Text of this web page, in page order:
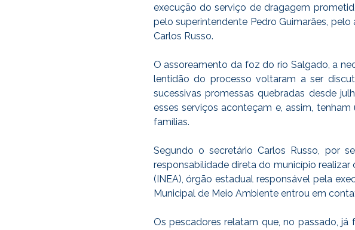
execução do serviço de dragagem
pelo superintendente Pedro Guimarães,
Carlos Russo.
O assoreamento da foz do rio Salgado, a
lentidão do processo voltaram a ser
sucessivas promessas quebradas desde
esses serviços aconteçam e, assim,
famílias.
Segundo o secretário Carlos Russo, por
responsabilidade direta do município
(INEA), órgão estadual responsável pela
Municipal de Meio Ambiente entrou em
Os pescadores relatam que, no passado,